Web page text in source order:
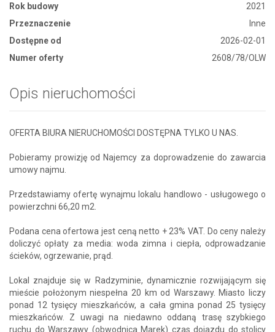
Rok budowy
2021
Przeznaczenie
Inne
Dostępne od
2026-02-01
Numer oferty
2608/78/OLW
Opis nieruchomości
OFERTA BIURA NIERUCHOMOŚCI DOSTĘPNA TYLKO U NAS.
Pobieramy prowizję od Najemcy za doprowadzenie do zawarcia
umowy najmu.
Przedstawiamy ofertę wynajmu lokalu handlowo - usługowego o
powierzchni 66,20 m2.
Podana cena ofertowa jest ceną netto + 23% VAT. Do ceny należy
doliczyć opłaty za media: woda zimna i ciepła, odprowadzanie
ścieków, ogrzewanie, prąd.
Lokal znajduje się w Radzyminie, dynamicznie rozwijającym się
mieście położonym niespełna 20 km od Warszawy. Miasto liczy
ponad 12 tysięcy mieszkańców, a cała gmina ponad 25 tysięcy
mieszkańców. Z uwagi na niedawno oddaną trasę szybkiego
ruchu do Warszawy (obwodnica Marek) czas dojazdu do stolicy